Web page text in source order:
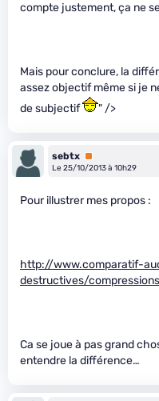
compte justement, ça ne
Mais pour conclure, la
assez objectif même si je
de subjectif
" />
sebtx Premium
Le 25/10/2013 à 10h29
Pour illustrer mes propos :
http://www.comparatif-
destructives/
Ca se joue à pas grand
entendre la différence…